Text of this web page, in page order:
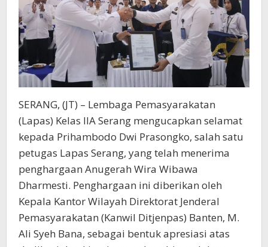
SERANG, (JT) – Lembaga Pemasyarakatan
(Lapas) Kelas IIA Serang mengucapkan selamat
kepada Prihambodo Dwi Prasongko, salah satu
petugas Lapas Serang, yang telah menerima
penghargaan Anugerah Wira Wibawa
Dharmesti. Penghargaan ini diberikan oleh
Kepala Kantor Wilayah Direktorat Jenderal
Pemasyarakatan (Kanwil Ditjenpas) Banten, M.
Ali Syeh Bana, sebagai bentuk apresiasi atas